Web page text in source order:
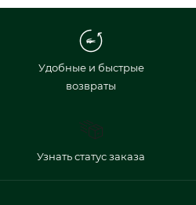
Удобные и быстрые
возвраты
Узнать статус заказа